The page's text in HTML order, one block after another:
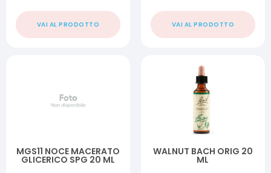
VAI AL PRODOTTO VAI AL PRODOTTO
MGS11 NOCE MACERATO
GLICERICO SPG 20 ML
WALNUT BACH ORIG 20
ML